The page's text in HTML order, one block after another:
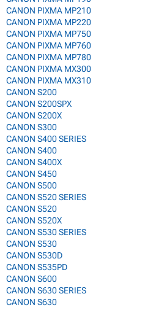
CANON PIXMA MP210
CANON PIXMA MP220
CANON PIXMA MP750
CANON PIXMA MP760
CANON PIXMA MP780
CANON PIXMA MX300
CANON PIXMA MX310
CANON S200
CANON S200SPX
CANON S200X
CANON S300
CANON S400 SERIES
CANON S400
CANON S400X
CANON S450
CANON S500
CANON S520 SERIES
CANON S520
CANON S520X
CANON S530 SERIES
CANON S530
CANON S530D
CANON S535PD
CANON S600
CANON S630 SERIES
CANON S630